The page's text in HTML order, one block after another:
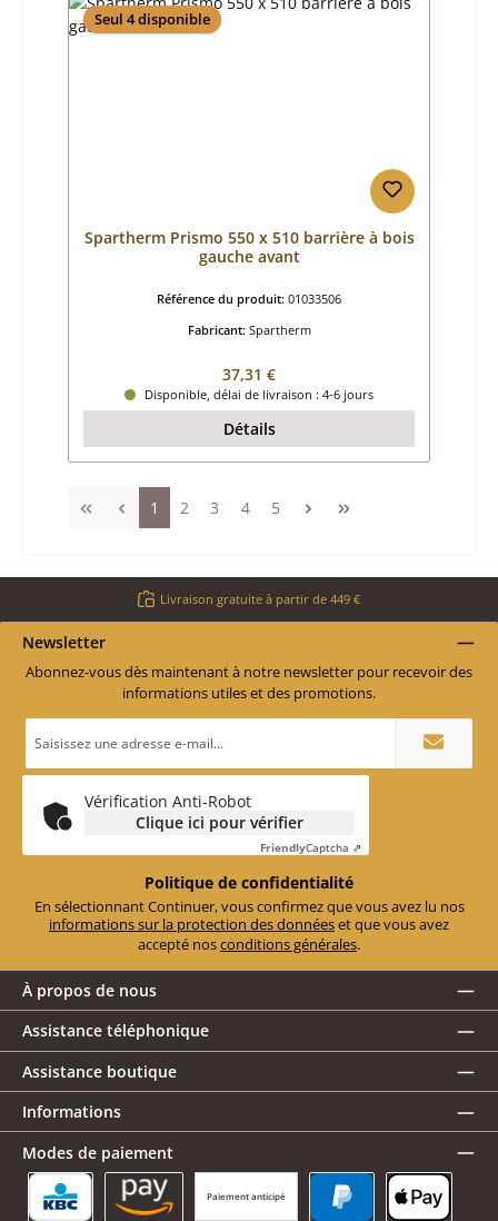
Seul 4 disponible
Spartherm Prismo 550 x 510 barrière à bois
gauche avant
Référence du produit: 01033506
Fabricant: Spartherm
Prix régulier :
37,31 €
Disponible, délai de livraison : 4-6 jours
Détails
Page
1 Page
2 Page
3 Page
4 Page
5
Livraison gratuite à partir de 449 €
Newsletter
Abonnez-vous dès maintenant à notre newsletter pour recevoir des
informations utiles et des promotions.
Adresse
e-
*
Vérification Anti-Robot
Clique ici pour vérifier
FriendlyCaptcha ⇗
Politique de confidentialité
En sélectionnant Continuer, vous confirmez que vous avez lu nos
informations sur la protection des donnéeset que vous avez
accepté nosconditions générales.
À propos de nous
Assistance téléphonique
Assistance boutique
Informations
Modes de paiement
Paiement anticipé